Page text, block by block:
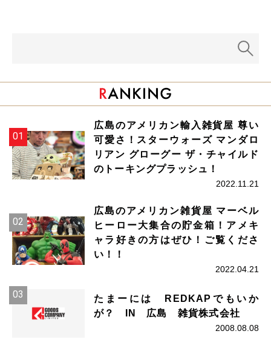
広島のアメリカン輸入雑貨屋 尊い
可愛さ！スターウォーズ マンダロ
リアン グローグー ザ・チャイルド
のトーキングプラッシュ！
2022.11.21
広島のアメリカン雑貨屋 マーベル
ヒーロー大集合の貯金箱！アメキ
ャラ好きの方はぜひ！ご覧くださ
い！！
2022.04.21
たまーには REDKAPでもいか
が？ IN 広島 雑貨株式会社
2008.08.08